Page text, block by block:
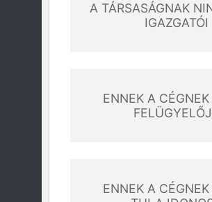
A TÁRSASÁGNAK
IGAZGATÓI
ENNEK A
ENNEK A